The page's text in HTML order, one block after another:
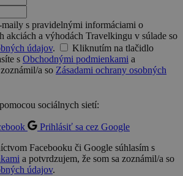
s pravidelnými informáciami o
akciách a výhodách Travelkingu v súlade so
údajov.
Kliknutím na tlačidlo
s Obchodnými podmienkami a
a so Zásadami ochrany osobných
sociálnych sietí:
Prihlásiť sa cez Google
Facebooku či Google súhlasím s
a potvrdzujem, že som sa zoznámil/a so
údajov.